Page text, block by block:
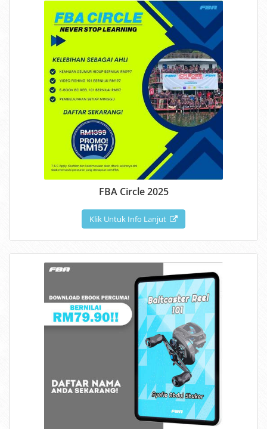
FBA Circle 2025
Klik Untuk Info Lanjut